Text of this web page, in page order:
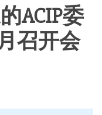
ACIP委
召开会